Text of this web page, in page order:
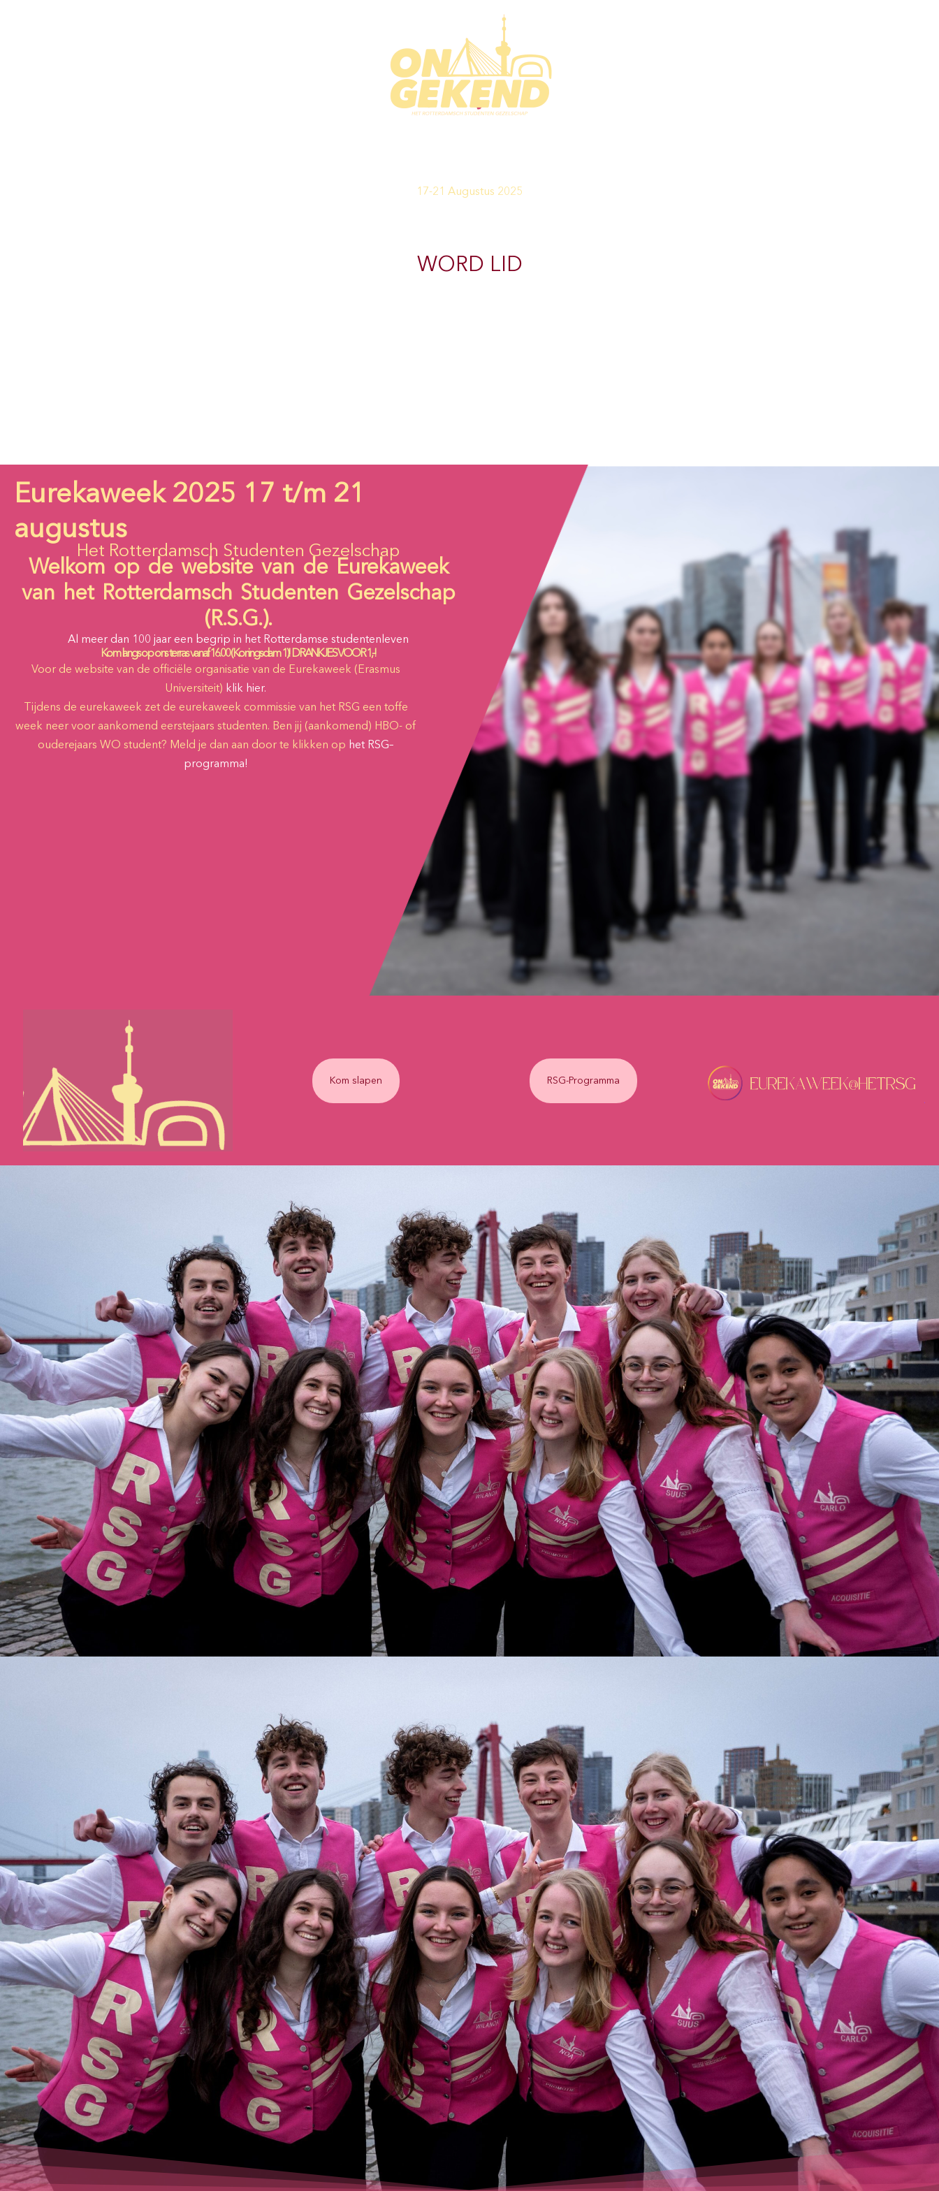
17-21 Augustus 2025
WORD LID
Eurekaweek 2025 17 t/m 21
augustus
Het Rotterdamsch Studenten Gezelschap
Welkom op de website van de Eurekaweek
van het Rotterdamsch Studenten Gezelschap
(R.S.G.).
Al meer dan 100 jaar een begrip in het Rotterdamse studentenleven
Kom langs op ons terras vanaf 16.00 (Koningsdam 1)! DRANKJES VOOR 1,-!
Voor de website van de officiële organisatie van de Eurekaweek (Erasmus
Universiteit) klik hier.
Tijdens de eurekaweek zet de eurekaweek commissie van het RSG een toffe
week neer voor aankomend eerstejaars studenten. Ben jij (aankomend) HBO- of
ouderejaars WO student? Meld je dan aan door te klikken op het RSG–
programma!
Kom slapen RSG-Programma